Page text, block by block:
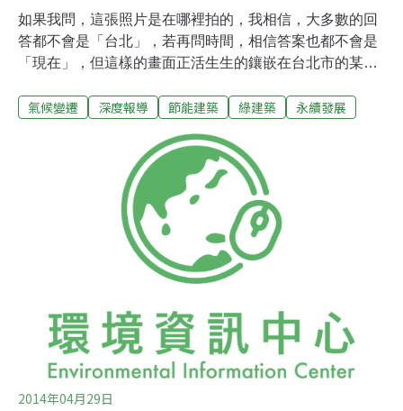
如果我問，這張照片是在哪裡拍的，我相信，大多數的回
答都不會是「台北」，若再問時間，相信答案也都不會是
「現在」，但這樣的畫面正活生生的鑲嵌在台北市的某個
立」的大叔，用了20幾年的時間，從天馬行空的思考飛
適居思維的揉合一早在被窩裡醒來，看著窗外陽光輕倚在
吐露杉木特有香氣的陽台上，一天就是這麼愉悅的開始，
這不是墾丁的渡假小木屋，這是「阿立的家」。原本是老
舊民宅，經屋主阿立把包括建築、綠建築、風電機、太陽
能板等相關領域之知識，咀嚼融會，實作改造成現在這樣
令人驚豔的住宅。現今的結構已非以往的鋼筋混凝土，而
是一樓鋼構與二樓南方松與杉木的共構建築，「這房子要
住的舒適，天天都是小木屋渡假日，於是便把這兩個想法
揉合實行了。」阿立這樣分享著。房間內滿是木頭芬芳的
氣候變遷 深度報導 節能建築 綠建築 永續發展
2014年04月29日